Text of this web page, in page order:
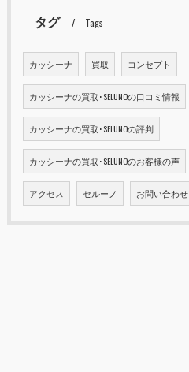
タグ Tags
カッシーナ 買取 コンセプト
カッシーナの買取･SELUNOの口コミ情報
カッシーナの買取･SELUNOの評判
カッシーナの買取･SELUNOのお客様の声
アクセス セルーノ お問い合わせ